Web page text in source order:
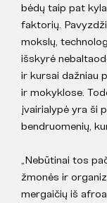
bėdų taip pat
faktorių.
mokslų,
išskyrė
ir kursai dažniau
ir mokyklose.
įvairialypė yra ši
bendruomenių,
„Nebūtinai tos
žmonės ir
mergaičių iš